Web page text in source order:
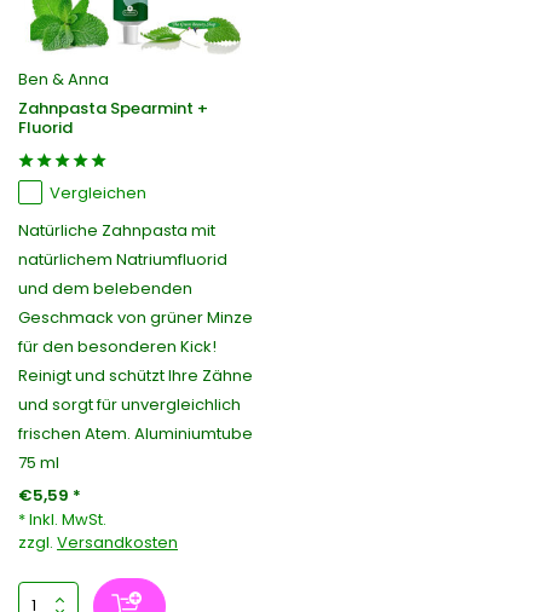
Ben & Anna
Zahnpasta Spearmint +
Fluorid
Vergleichen
Natürliche Zahnpasta mit
natürlichem Natriumfluorid
und dem belebenden
Geschmack von grüner Minze
für den besonderen Kick!
Reinigt und schützt Ihre Zähne
und sorgt für unvergleichlich
frischen Atem. Aluminiumtube
75 ml
€5,59 *
* Inkl. MwSt.
zzgl. Versandkosten